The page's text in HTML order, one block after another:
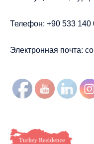
Телефон: +90 533 140
Электронная почта: